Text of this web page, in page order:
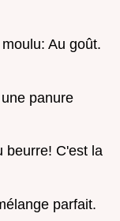
Au goût.
panure
beurre! C'est la
parfait.